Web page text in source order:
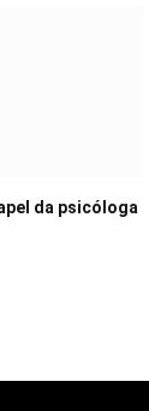
da psicóloga